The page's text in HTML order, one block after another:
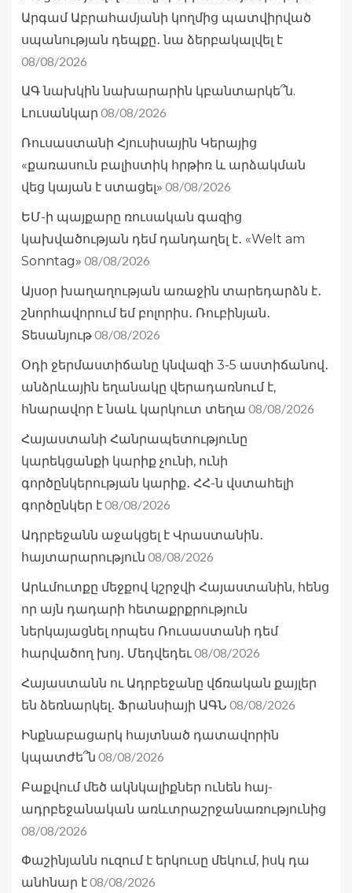
Արգամ Աբրահամյանի կողմից պատվիրված
սպանության դեպքը․ նա ձերբակալվել է
08/08/2026
ԱԳ նախկին նախարարին կբանտարկե՞ն.
Լուսանկար 08/08/2026
Ռուսաստանի Հյուսիսային Կերայից
«քառասուն բալիստիկ հրթիռ և արձակման
վեց կայան է ստացել» 08/08/2026
ԵՄ-ի պայքարը ռուսական գազից
կախվածության դեմ դանդաղել է․ «Welt am
Sonntag» 08/08/2026
Այսօր խաղաղության առաջին տարեդարձն է․
շնորհավորում եմ բոլորիս․ Ռուբինյան․
Տեսանյութ08/08/2026
Օդի ջերմաստիճանը կնվազի 3-5 աստիճանով․
անձրևային եղանակը վերադառնում է,
հնարավոր է նաև կարկուտ տեղա 08/08/2026
Հայաստանի Հանրապետությունը
կարեկցանքի կարիք չունի, ունի
գործընկերության կարիք․ ՀՀ-ն վստահելի
գործընկեր է08/08/2026
Ադրբեջանն աջակցել է Վրաստանին․
հայտարարություն 08/08/2026
Արևմուտքը մեջքով կշրջվի Հայաստանին, հենց
որ այն դադարի հետաքրքրություն
ներկայացնել որպես Ռուսաստանի դեմ
հարվածող խոյ․ Մեդվեդեւ08/08/2026
Հայաստանն ու Ադրբեջանը վճռական քայլեր
են ձեռնարկել․ Ֆրանսիայի ԱԳՆ 08/08/2026
Ինքնաբացարկ հայտնած դատավորին
կպատժե՞ն 08/08/2026
Բաքվում մեծ ակնկալիքներ ունեն հայ-
ադրբեջանական առևտրաշրջանառությունից
08/08/2026
Փաշինյանն ուզում է երկուսը մեկում, իսկ դա
անհնար է08/08/2026